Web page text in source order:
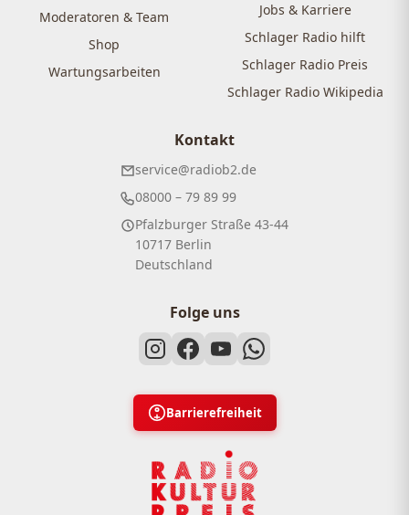
Moderatoren & Team
Shop
Wartungsarbeiten
Jobs & Karriere
Schlager Radio hilft
Schlager Radio Preis
Schlager Radio Wikipedia
Kontakt
service@radiob2.de
08000 – 79 89 99
Pfalzburger Straße 43-44
10717 Berlin
Deutschland
Folge uns
Barrierefreiheit